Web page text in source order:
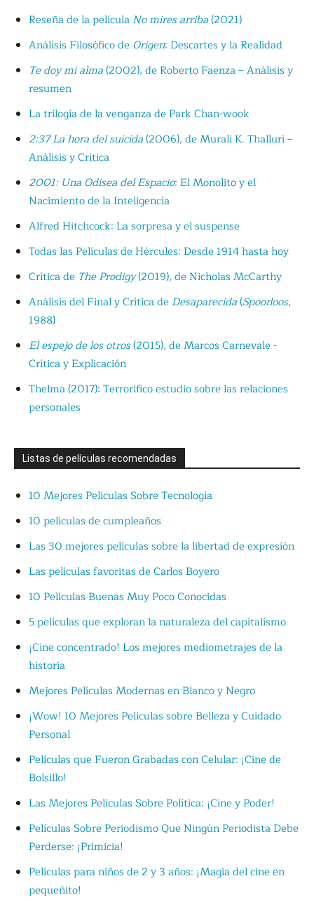
Reseña de la película No mires arriba(2021)
Análisis Filosófico de Origen: Descartes y la Realidad
Te doy mi alma(2002), de Roberto Faenza – Análisis y
resumen
La trilogía de la venganza de Park Chan-wook
2:37 La hora del suicida(2006), de Murali K. Thalluri –
Análisis y Crítica
2001: Una Odisea del Espacio: El Monolito y el
Nacimiento de la Inteligencia
Alfred Hitchcock: La sorpresa y el suspense
Todas las Películas de Hércules: Desde 1914 hasta hoy
Crítica de The Prodigy(2019), de Nicholas McCarthy
Análisis del Final y Crítica de Desaparecida(Spoorloos,
1988)
El espejo de los otros(2015), de Marcos Carnevale -
Crítica y Explicación
Thelma (2017): Terrorífico estudio sobre las relaciones
personales
Listas de películas recomendadas
10 Mejores Películas Sobre Tecnología
10 películas de cumpleaños
Las 30 mejores películas sobre la libertad de expresión
Las películas favoritas de Carlos Boyero
10 Películas Buenas Muy Poco Conocidas
5 películas que exploran la naturaleza del capitalismo
¡Cine concentrado! Los mejores mediometrajes de la
historia
Mejores Películas Modernas en Blanco y Negro
¡Wow! 10 Mejores Películas sobre Belleza y Cuidado
Personal
Películas que Fueron Grabadas con Celular: ¡Cine de
Bolsillo!
Las Mejores Películas Sobre Política: ¡Cine y Poder!
Películas Sobre Periodismo Que Ningún Periodista Debe
Perderse: ¡Primicia!
Películas para niños de 2 y 3 años: ¡Magia del cine en
pequeñito!